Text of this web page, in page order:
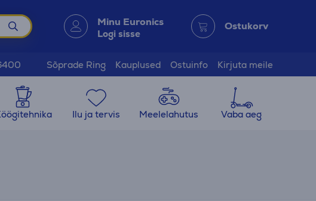
Minu Euronics
Logi sisse
Ostukorv
Sõprade Ring Kauplused Ostuinfo Kirjuta meile
Ilu ja tervis Meelelahutus Vaba aeg